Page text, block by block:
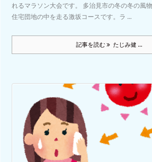
れるマラソン大会です。 多治見市の冬の冬の風
住宅団地の中を走る激坂コースです。ラ ...
記事を読む たじみ健 ...